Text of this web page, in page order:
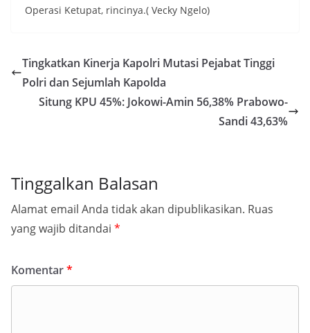
Operasi Ketupat, rincinya.( Vecky Ngelo)
Tingkatkan Kinerja Kapolri Mutasi Pejabat Tinggi
Polri dan Sejumlah Kapolda
Situng KPU 45%: Jokowi-Amin 56,38% Prabowo-
Sandi 43,63%
Tinggalkan Balasan
Alamat email Anda tidak akan dipublikasikan. Ruas
yang wajib ditandai *
Komentar*